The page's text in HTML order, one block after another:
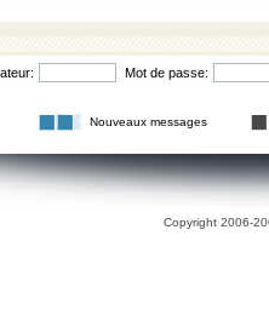
Mot de passe:
Nouveaux messages
Copyright 2006-